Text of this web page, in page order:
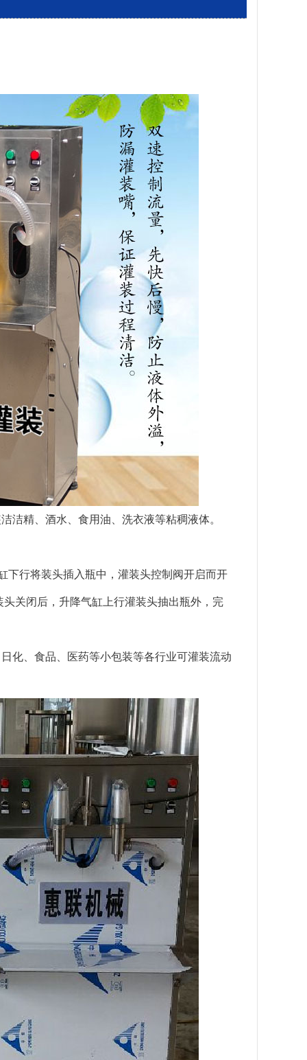
洁精、酒水、食用油、洗衣液等粘稠液体。
下行将装头插入瓶中，灌装头控制阀开启而开
关闭后，升降气缸上行灌装头抽出瓶外，完
化、食品、医药等小包装等各行业可灌装流动